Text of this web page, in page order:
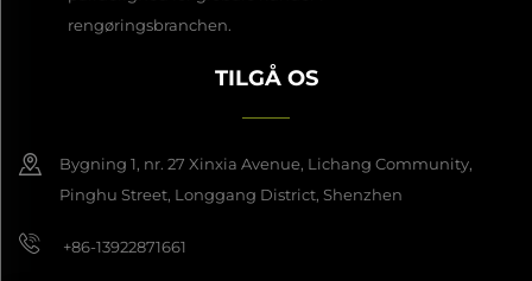
rengøringsbranchen.
TILGÅ OS
Bygning 1, nr. 27 Xinxia Avenue, Lichang Community,
Pinghu Street, Longgang District, Shenzhen
+86-13922871661